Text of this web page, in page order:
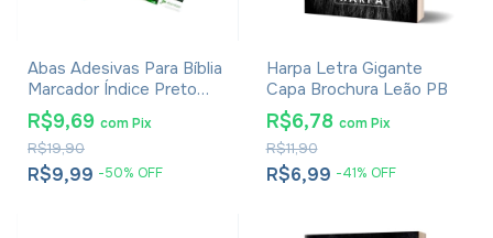
Abas Adesivas Para Bíblia
Marcador Índice Preto
Pacote Com 4
R$9,99 -50% OFF
R$19,90
R$9,69 comPix
Harpa Letra Gigante
Capa Brochura Leão PB
R$6,99 -41% OFF
R$11,90
R$6,78 com Pix